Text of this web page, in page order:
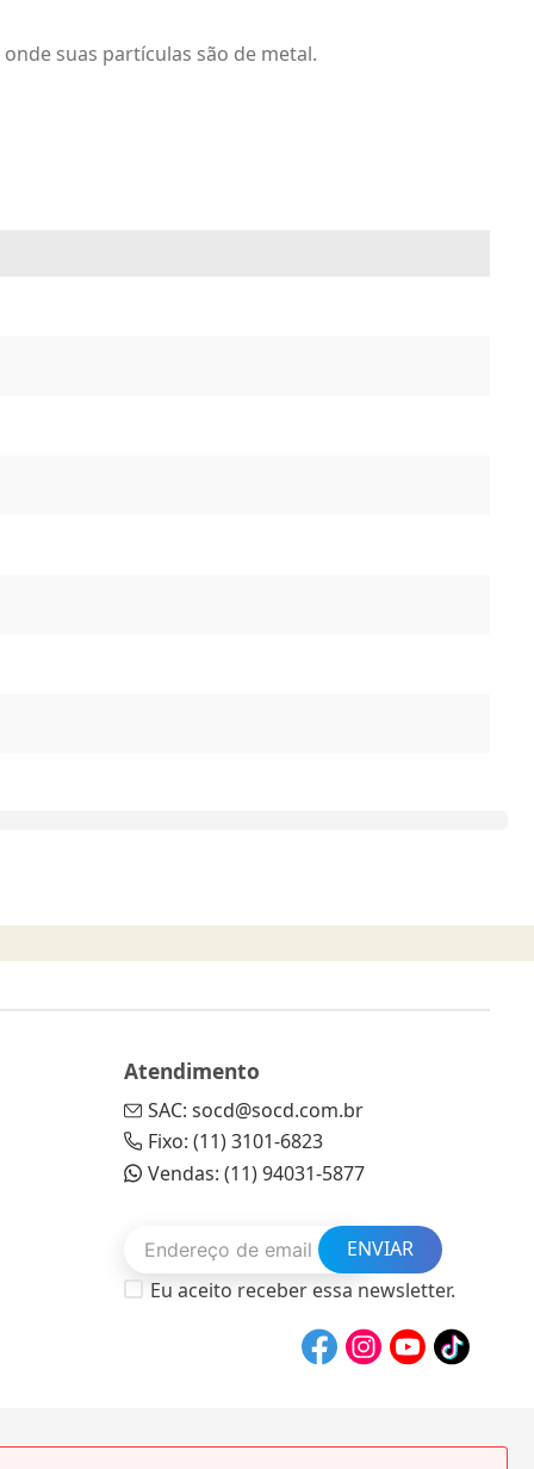
suas partículas são de metal.
Atendimento
SAC: socd@socd.com.br
Fixo: (11) 3101-6823
Vendas: (11) 94031-5877
ENVIAR
Eu aceito receber essa newsletter.